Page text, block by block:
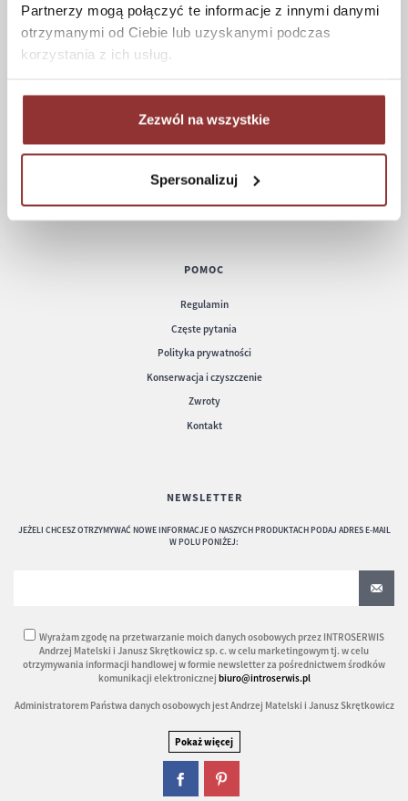
Partnerzy mogą połączyć te informacje z innymi danymi
otrzymanymi od Ciebie lub uzyskanymi podczas
korzystania z ich usług.
Zezwól na wszystkie
Spersonalizuj
Koszt dostawy
Informacje techniczne
POMOC
Regulamin
Częste pytania
Polityka prywatności
Konserwacja i czyszczenie
Zwroty
Kontakt
NEWSLETTER
JEŻELI CHCESZ OTRZYMYWAĆ NOWE INFORMACJE O NASZYCH PRODUKTACH PODAJ ADRES E-MAIL
W POLU PONIŻEJ:
Wyrażam zgodę na przetwarzanie moich danych osobowych przez INTROSERWIS
Andrzej Matelski i Janusz Skrętkowicz sp. c. w celu marketingowym tj. w celu
otrzymywania informacji handlowej w formie newsletter za pośrednictwem środków
komunikacji elektronicznej biuro@introserwis.pl
Administratorem Państwa danych osobowych jest Andrzej Matelski i Janusz Skrętkowicz